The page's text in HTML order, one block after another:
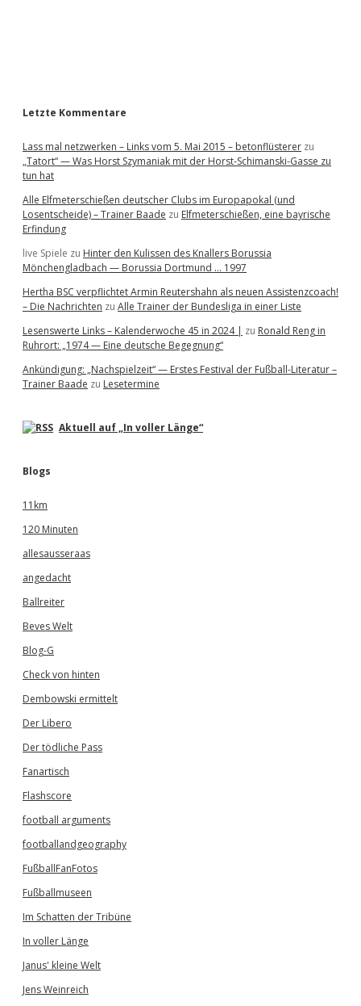
Letzte Kommentare
Lass mal netzwerken – Links vom 5. Mai 2015 – betonflüsterer zu
„Tatort“ — Was Horst Szymaniak mit der Horst-Schimanski-Gasse zu
tun hat
Alle Elfmeterschießen deutscher Clubs im Europapokal (und
Losentscheide) – Trainer Baade zu Elfmeterschießen, eine bayrische
Erfindung
live Spiele zu Hinter den Kulissen des Knallers Borussia
Mönchengladbach — Borussia Dortmund … 1997
Hertha BSC verpflichtet Armin Reutershahn als neuen Assistenzcoach!
– Die Nachrichten zu Alle Trainer der Bundesliga in einer Liste
Lesenswerte Links – Kalenderwoche 45 in 2024 | zu Ronald Reng in
Ruhrort: „1974 — Eine deutsche Begegnung“
Ankündigung: „Nachspielzeit“ — Erstes Festival der Fußball-Literatur –
Trainer Baade zu Lesetermine
Aktuell auf „In voller Länge“
Blogs
11km
120 Minuten
allesausseraas
angedacht
Ballreiter
Beves Welt
Blog-G
Check von hinten
Dembowski ermittelt
Der Libero
Der tödliche Pass
Fanartisch
Flashscore
football arguments
footballandgeography
FußballFanFotos
Fußballmuseen
Im Schatten der Tribüne
In voller Länge
Janus' kleine Welt
Jens Weinreich